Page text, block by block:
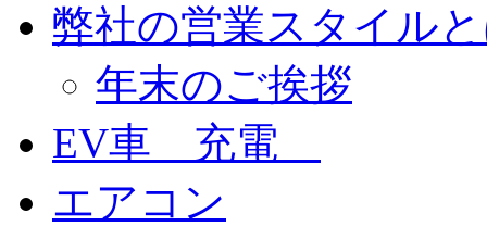
弊社の営業スタイル
年末のご挨拶
EV車 充電
エアコン